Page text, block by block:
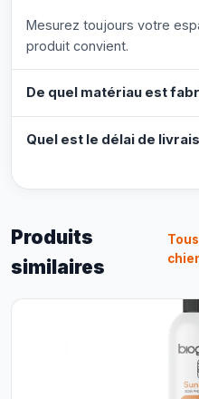
Mesurez toujours votre
produit convient.
De quel matériau est
Quel est le délai de
Produits
similaires